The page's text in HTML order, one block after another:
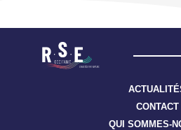
CONTACT
QUI SOMMES-